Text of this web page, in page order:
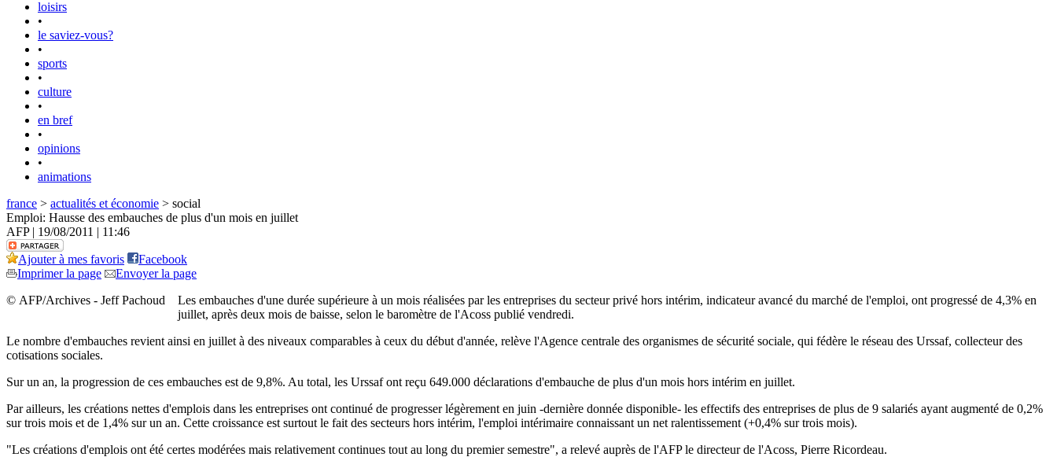
loisirs
•
le saviez-vous?
•
sports
•
culture
•
en bref
•
opinions
•
animations
france > actualités et économie > social
Emploi: Hausse des embauches de plus d'un mois en juillet
AFP | 19/08/2011 | 11:46
Ajouter à mes favoris
Facebook
Imprimer la page
Envoyer la page
© AFP/Archives - Jeff Pachoud
Les embauches d'une durée supérieure à un mois réalisées par les entreprises du secteur privé hors intérim, indicateur avancé du marché de l'emploi, ont progressé de 4,3% en
juillet, après deux mois de baisse, selon le baromètre de l'Acoss publié vendredi.
Le nombre d'embauches revient ainsi en juillet à des niveaux comparables à ceux du début d'année, relève l'Agence centrale des organismes de sécurité sociale, qui fédère le réseau des Urssaf, collecteur des
cotisations sociales.
Sur un an, la progression de ces embauches est de 9,8%. Au total, les Urssaf ont reçu 649.000 déclarations d'embauche de plus d'un mois hors intérim en juillet.
Par ailleurs, les créations nettes d'emplois dans les entreprises ont continué de progresser légèrement en juin -dernière donnée disponible- les effectifs des entreprises de plus de 9 salariés ayant augmenté de 0,2%
sur trois mois et de 1,4% sur un an. Cette croissance est surtout le fait des secteurs hors intérim, l'emploi intérimaire connaissant un net ralentissement (+0,4% sur trois mois).
"Les créations d'emplois ont été certes modérées mais relativement continues tout au long du premier semestre", a relevé auprès de l'AFP le directeur de l'Acoss, Pierre Ricordeau.